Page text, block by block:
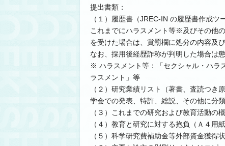
提出書類：
（１）履歴書（JREC-IN の履歴書作成ツ
これまでにハラスメント等※及びその他
を受けた場合は、賞罰欄に処分の内容及
なお、採用後経歴詐称が判明した場合は
※ ハラスメント等：「セクシャル・ハラ
ラスメント」等
（２）研究業績リスト（著書、査読つ
学会での発表、特許、総説、その他に分
（３）これまでの研究および教育活動の
（４）教育と研究に対する抱負（Ａ４用
（５）科学研究費補助金等外部資金獲得